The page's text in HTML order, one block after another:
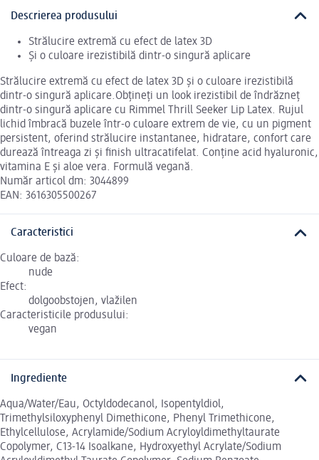
Descrierea produsului
Strălucire extremă cu efect de latex 3D
Și o culoare irezistibilă dintr-o singură aplicare
Strălucire extremă cu efect de latex 3D și o culoare irezistibilă
dintr-o singură aplicare.Obțineți un look irezistibil de îndrăzneț
dintr-o singură aplicare cu Rimmel Thrill Seeker Lip Latex. Rujul
lichid îmbracă buzele într-o culoare extrem de vie, cu un pigment
persistent, oferind strălucire instantanee, hidratare, confort care
durează întreaga zi și finish ultracatifelat. Conține acid hyaluronic,
vitamina E și aloe vera. Formulă vegană.
Număr articol dm: 3044899
EAN: 3616305500267
Caracteristici
Culoare de bază:
nude
Efect:
dolgoobstojen, vlažilen
Caracteristicile produsului:
vegan
Ingrediente
Aqua/Water/Eau, Octyldodecanol, Isopentyldiol,
Trimethylsiloxyphenyl Dimethicone, Phenyl Trimethicone,
Ethylcellulose, Acrylamide/Sodium Acryloyldimethyltaurate
Copolymer, C13-14 Isoalkane, Hydroxyethyl Acrylate/Sodium